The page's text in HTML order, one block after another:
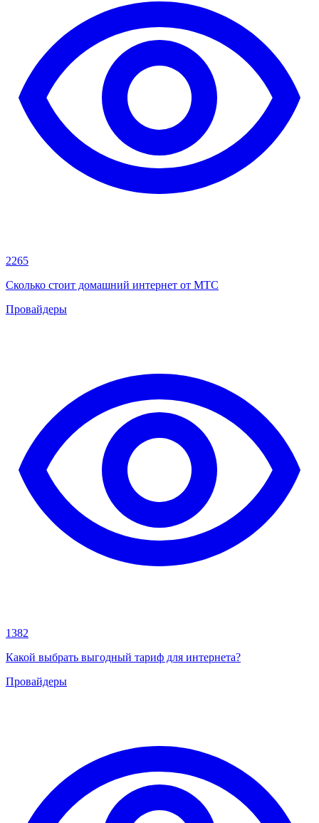
2265
Сколько стоит домашний интернет от МТС
Провайдеры
1382
Какой выбрать выгодный тариф для интернета?
Провайдеры